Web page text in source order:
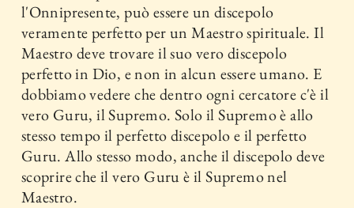
l'Onnipresente, può essere un discepolo
veramente perfetto per un Maestro spirituale. Il
Maestro deve trovare il suo vero discepolo
perfetto in Dio, e non in alcun essere umano. E
dobbiamo vedere che dentro ogni cercatore c'è il
vero Guru, il Supremo. Solo il Supremo è allo
stesso tempo il perfetto discepolo e il perfetto
Guru. Allo stesso modo, anche il discepolo deve
scoprire che il vero Guru è il Supremo nel
Maestro.